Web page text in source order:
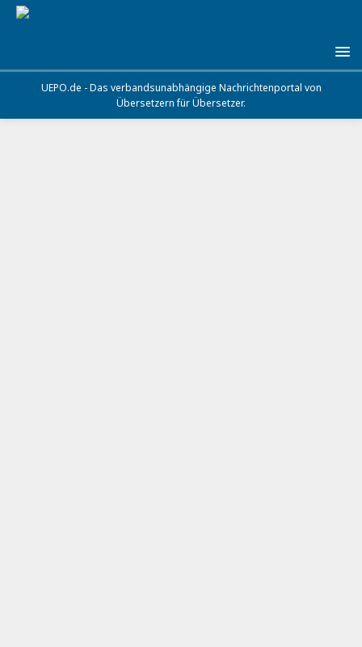
UEPO.de - Das verbandsunabhängige Nachrichtenportal von
Übersetzern für Übersetzer.